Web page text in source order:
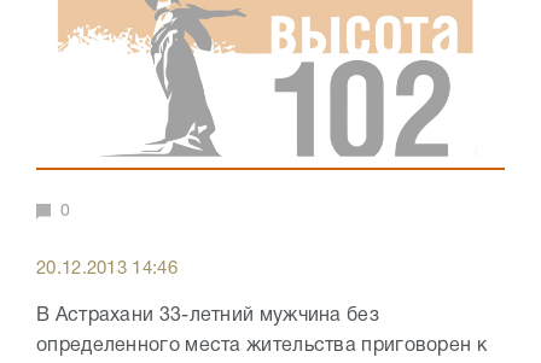
0
20.12.2013 14:46
В Астрахани 33-летний мужчина без
определенного места жительства приговорен к